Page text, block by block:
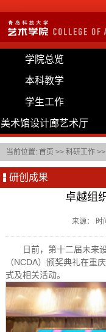
学院总览
本科教学
学生工作
美术馆设计廊艺术厅
当前位置: 首页 >> 科研工作 >>
研创成果
卓越组
来源： 时
日前，第十二届未来
（NCDA）颁奖典礼在重
式及相关活动。